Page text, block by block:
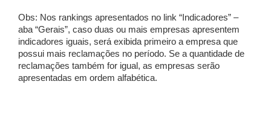
Obs: Nos rankings apresentados no link “Indicadores” –
aba “Gerais”, caso duas ou mais empresas apresentem
indicadores iguais, será exibida primeiro a empresa que
possui mais reclamações no período. Se a quantidade de
reclamações também for igual, as empresas serão
apresentadas em ordem alfabética.